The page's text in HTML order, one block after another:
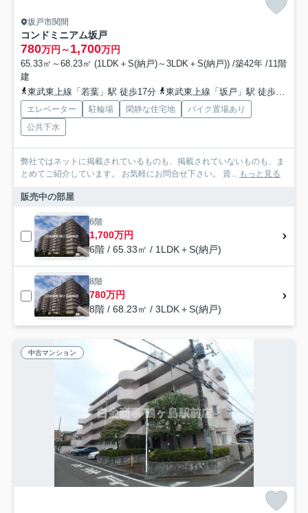
坂戸市関間
コンドミニアム坂戸
780万円～1,700万円
65.33㎡～68.23㎡ (1LDK＋S(納戸)～3LDK＋S(納戸)) /築42年 /11階
建
東武東上線「若葉」駅 徒歩17分
東武東上線「坂戸」駅 徒歩17分
エレベーター 駐輪場 閑静な住宅地
バイク置場あり
公共下水
弊社ではネットに掲載されているものも、掲載されていないものも、ま
とめてご紹介しています。 お気軽にお問合せ下さい。 資... もっと見る
販売中の部屋
6階
1,700万円
6階 / 65.33㎡ / 1LDK＋S(納戸)
8階
780万円
8階 / 68.23㎡ / 3LDK＋S(納戸)
中古マンション